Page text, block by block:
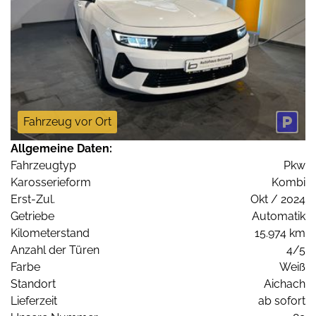
Fahrzeug vor Ort
Allgemeine Daten:
Fahrzeugtyp
Pkw
Karosserieform
Kombi
Erst-Zul.
Okt / 2024
Getriebe
Automatik
Kilometerstand
15.974 km
Anzahl der Türen
4/5
Farbe
Weiß
Standort
Aichach
Lieferzeit
ab sofort